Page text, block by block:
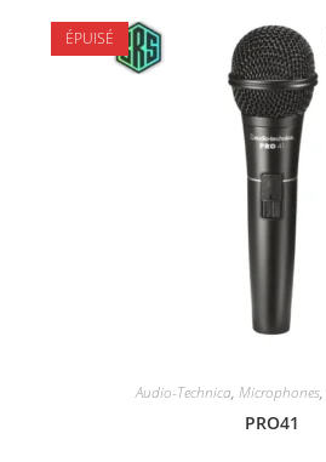
ÉPUISÉ
Audio-Technica, Microphones,
PRO41